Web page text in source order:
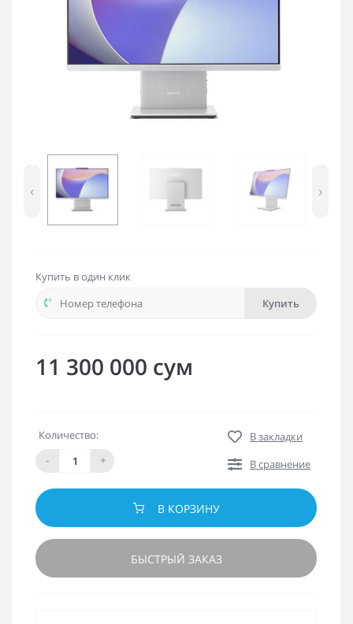
‹ ›
Купить в один клик
Купить
11 300 000 сум
Количество:
-
+
В закладки
В сравнение
В КОРЗИНУ
БЫСТРЫЙ ЗАКАЗ